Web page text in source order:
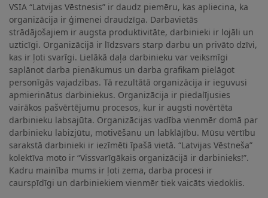
VSIA “Latvijas Vēstnesis” ir daudz piemēru, kas apliecina, ka
organizācija ir ģimenei draudzīga. Darbavietās
strādājošajiem ir augsta produktivitāte, darbinieki ir lojāli un
uzticīgi. Organizācijā ir līdzsvars starp darbu un privāto dzīvi,
kas ir ļoti svarīgi. Lielākā daļa darbinieku var veiksmīgi
saplānot darba pienākumus un darba grafikam pielāgot
personīgās vajadzības. Tā rezultātā organizācija ir ieguvusi
apmierinātus darbiniekus. Organizācija ir piedalījusies
vairākos pašvērtējumu procesos, kur ir augsti novērtēta
darbinieku labsajūta. Organizācijas vadība vienmēr domā par
darbinieku labizjūtu, motivēšanu un labklājību. Mūsu vērtību
sarakstā darbinieki ir iezīmēti īpašā vietā. “Latvijas Vēstneša”
kolektīva moto ir “Vissvarīgākais organizācijā ir darbinieks!”.
Kadru mainība mums ir ļoti zema, darba procesi ir
caurspīdīgi un darbiniekiem vienmēr tiek vaicāts viedoklis.